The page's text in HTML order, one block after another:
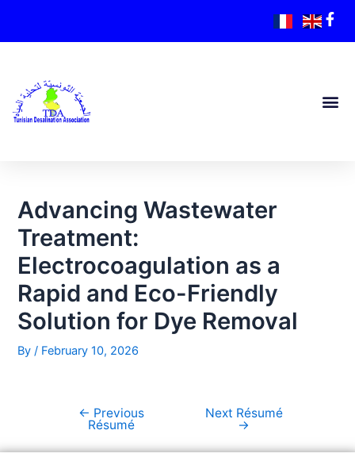
Advancing Wastewater
Treatment:
Electrocoagulation as a
Rapid and Eco-Friendly
Solution for Dye Removal
By/ February 10, 2026
← Previous
Résumé
Next Résumé
→